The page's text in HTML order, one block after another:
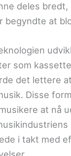
deles bredt,
begyndte at
som
det lettere
Disse
at nå
i takt med